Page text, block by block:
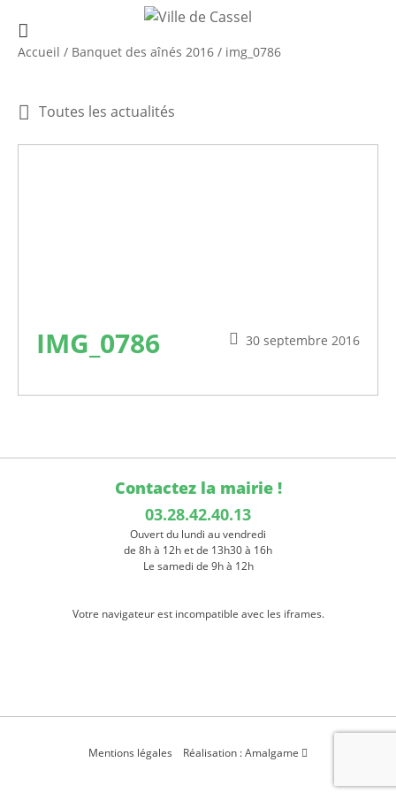
Accueil / Banquet des aînés 2016 / img_0786
Toutes les actualités
30 septembre 2016
IMG_0786
Contactez la mairie !
03.28.42.40.13
Ouvert du lundi au vendredi
de 8h à 12h et de 13h30 à 16h
Le samedi de 9h à 12h
Votre navigateur est incompatible avec les iframes.
Mentions légales Réalisation : Amalgame